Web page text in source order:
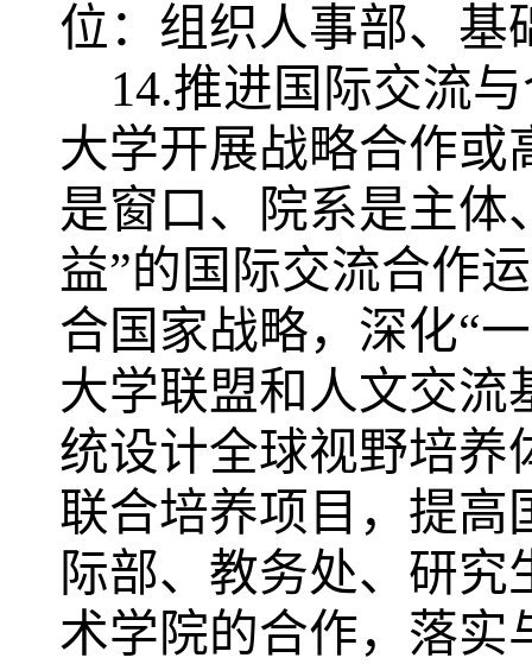
位：组织人事部、基
14.推进国际交流
大学开展战略合作或
是窗口、院系是主体
益”的国际交流合作
合国家战略，深化“
大学联盟和人文交流
统设计全球视野培养
联合培养项目，提高
际部、教务处、研
术学院的合作，落实